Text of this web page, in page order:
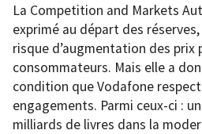
La Competition and Markets
exprimé au départ des
risque d’augmentation des prix
consommateurs. Mais elle a
condition que Vodafone
engagements. Parmi ceux-ci :
milliards de livres dans la